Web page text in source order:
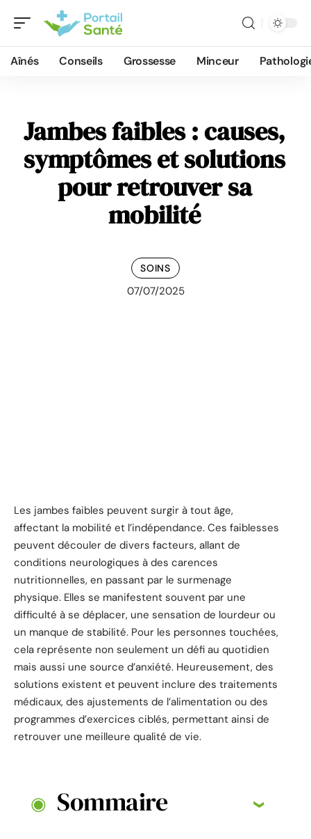
Aînés Conseils Grossesse Minceur
Jambes faibles : causes,
symptômes et solutions
pour retrouver sa
mobilité
SOINS
07/07/2025
Les jambes faibles peuvent surgir à tout âge,
affectant la mobilité et l’indépendance. Ces faiblesses
peuvent découler de divers facteurs, allant de
conditions neurologiques à des carences
nutritionnelles, en passant par le surmenage
physique. Elles se manifestent souvent par une
difficulté à se déplacer, une sensation de lourdeur ou
un manque de stabilité. Pour les personnes touchées,
cela représente non seulement un défi au quotidien
mais aussi une source d’anxiété. Heureusement, des
solutions existent et peuvent inclure des traitements
médicaux, des ajustements de l’alimentation ou des
programmes d’exercices ciblés, permettant ainsi de
retrouver une meilleure qualité de vie.
Sommaire